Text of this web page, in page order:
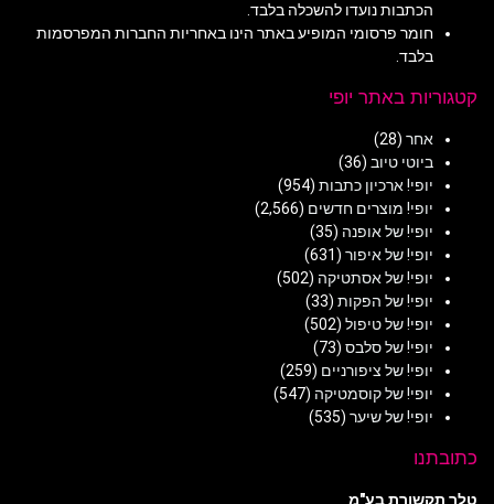
הכתבות נועדו להשכלה בלבד.
חומר פרסומי המופיע באתר הינו באחריות החברות המפרסמות
בלבד.
קטגוריות באתר יופי
אחר (28)
ביוטי טיוב (36)
יופי! ארכיון כתבות (954)
יופי! מוצרים חדשים (2,566)
יופי! של אופנה (35)
יופי! של איפור (631)
יופי! של אסתטיקה (502)
יופי! של הפקות (33)
יופי! של טיפול (502)
יופי! של סלבס (73)
יופי! של ציפורניים (259)
יופי! של קוסמטיקה (547)
יופי! של שיער (535)
כתובתנו
טלר תקשורת בע"מ